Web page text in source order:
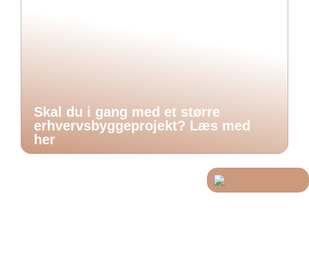
Skal du i gang med et større
erhvervsbyggeprojekt? Læs med
her